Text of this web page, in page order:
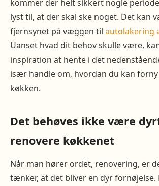
kommer der helt sikkert nogle
lyst til, at der skal ske noget. Det kan
fjernsynet på væggen til autolakering
Uanset hvad dit behov skulle være,
inspiration at hente i det
især handle om, hvordan du kan
køkken.
Det behøves ikke være
renovere køkkenet
Når man hører ordet, renovering, er
tænker, at det bliver en dyr fornøjelse.